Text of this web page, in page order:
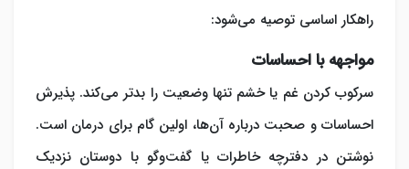
راهکار اساسی توصیه می‌شود:
مواجهه با احساسات
سرکوب کردن غم یا خشم تنها وضعیت را بدتر می‌کند. پذیرش
احساسات و صحبت درباره آن‌ها، اولین گام برای درمان است.
نوشتن در دفترچه خاطرات یا گفت‌وگو با دوستان نزدیک